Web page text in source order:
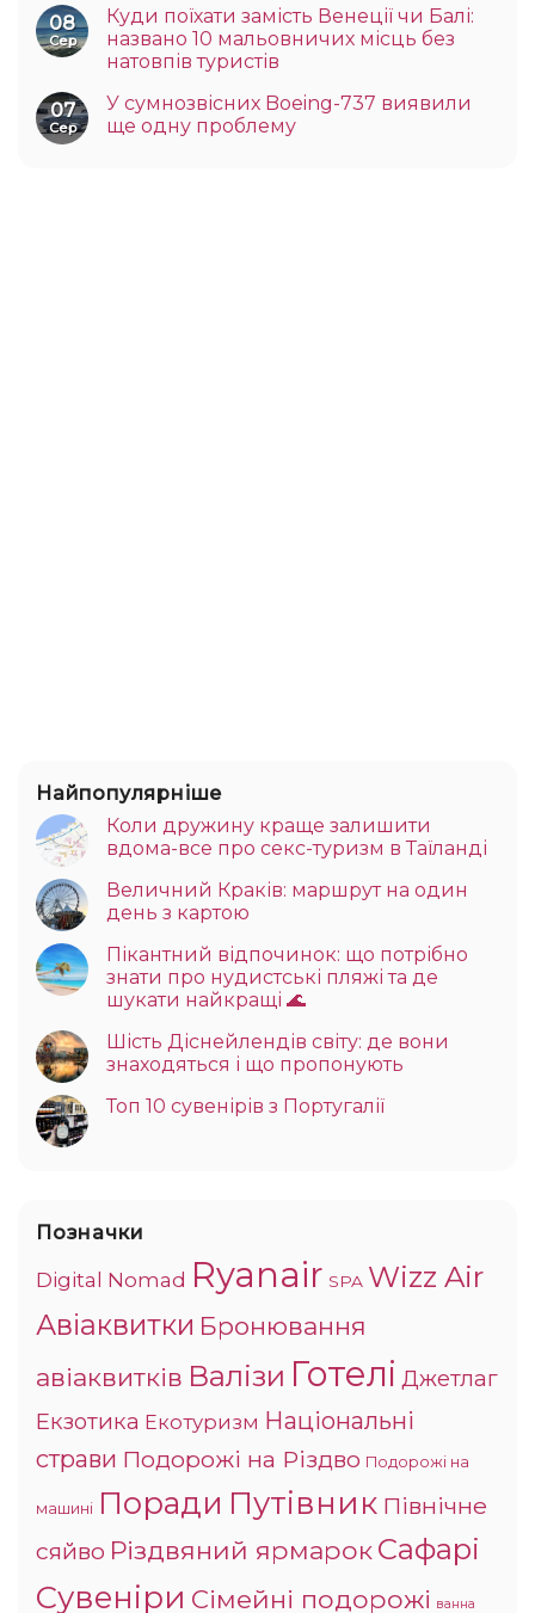
08
Сер
Куди поїхати замість Венеції чи Балі:
названо 10 мальовничих місць без
натовпів туристів
07
Сер
У сумнозвісних Boeing-737 виявили
ще одну проблему
Найпопулярніше
Коли дружину краще залишити
вдома-все про секс-туризм в Таїланді
Величний Краків: маршрут на один
день з картою
Пікантний відпочинок: що потрібно
знати про нудистські пляжі та де
шукати найкращі 🌊
Шість Діснейлендів світу: де вони
знаходяться і що пропонують
Топ 10 сувенірів з Португалії
Позначки
Digital Nomad Ryanair SPA Wizz Air
Авіаквитки Бронювання
авіаквитків Валізи Готелі Джетлаг
Екзотика Екотуризм Національні
страви Подорожі на Різдво Подорожі на
машині Поради Путівник Північне
сяйво Різдвяний ярмарокСафарі
Сувеніри Сімейні подорожі ванна